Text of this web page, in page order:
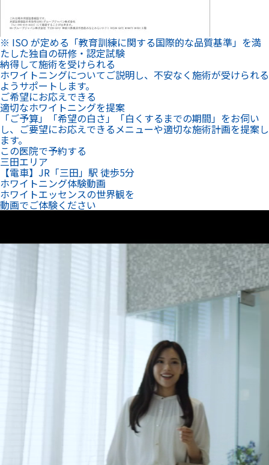
※ ISO が定める「教育訓練に関する国際的な品質基準」を満
たした独自の研修・認定試験
納得して施術を受けられる
ホワイトニングについてご説明し、不安なく施術が受けられる
ようサポートします。
ご希望にお応えできる
適切なホワイトニングを提案
「ご予算」「希望の白さ」「白くするまでの期間」をお伺い
し、ご要望にお応えできるメニューや適切な施術計画を提案し
ます。
この医院で予約する
三田エリア
【電車】JR「三田」駅 徒歩5分
ホワイトニング体験動画
ホワイトエッセンスの世界観を
動画でご体験ください